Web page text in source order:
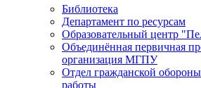
Библиотека
Департамент по ресурсам
Образовательный центр
Объединённая первичная
организация МГПУ
Отдел гражданской
работы